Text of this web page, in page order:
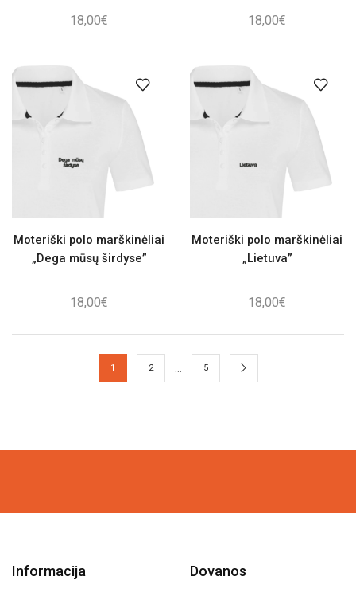
18,00€ 18,00€
Moteriški polo marškinėliai
„Dega mūsų širdyse”
18,00€
Moteriški polo marškinėliai
„Lietuva”
18,00€
1 2 … 5
Informacija Dovanos